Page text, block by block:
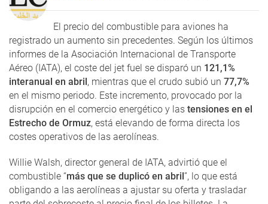
El precio del combustible para aviones ha
registrado un aumento sin precedentes. Según los últimos
informes de la Asociación Internacional de Transporte
Aéreo (IATA), el coste del jet fuel se disparó un 121,1%
interanual en abril, mientras que el crudo subió un 77,7%
en el mismo periodo. Este incremento, provocado por la
disrupción en el comercio energético y las tensiones en el
Estrecho de Ormuz, está elevando de forma directa los
costes operativos de las aerolíneas.
Willie Walsh, director general de IATA, advirtió que el
combustible “más que se duplicó en abril”, lo que está
obligando a las aerolíneas a ajustar su oferta y trasladar